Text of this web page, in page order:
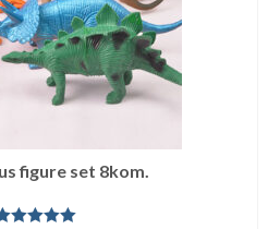
figure set 8kom.